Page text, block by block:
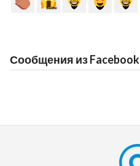
Сообщения из Facebook